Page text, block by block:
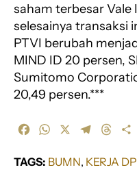
saham terbesar Vale
selesainya transaksi
PTVI berubah
MIND ID 20 persen,
Sumitomo
20,49 persen.***
c
W
a
l
r
TAGS: BUMN, KERJA